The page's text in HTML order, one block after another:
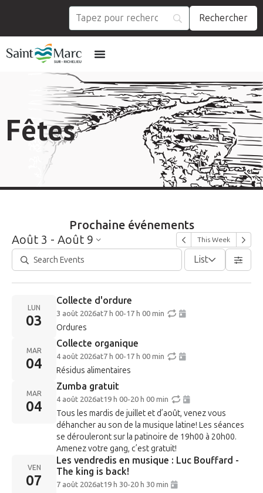
Fêtes
Prochaine événements
Août 3 - Août 9
This Week
List
LUN
03
Collecte d'ordure
3 août 2026at7 h 00-17 h 00 min
Ordures
MAR
04
Collecte organique
4 août 2026at7 h 00-17 h 00 min
Résidus alimentaires
MAR
04
Zumba gratuit
4 août 2026at19 h 00-20 h 00 min
Tous les mardis de juillet et d’août, venez vous
déhancher au son de la musique latine! Les séances
se dérouleront sur la patinoire de 19h00 à 20h00.
Amenez votre gang, c’est gratuit!
VEN
07
Les vendredis en musique : Luc Bouffard -
The king is back!
7 août 2026at19 h 30-20 h 30 min